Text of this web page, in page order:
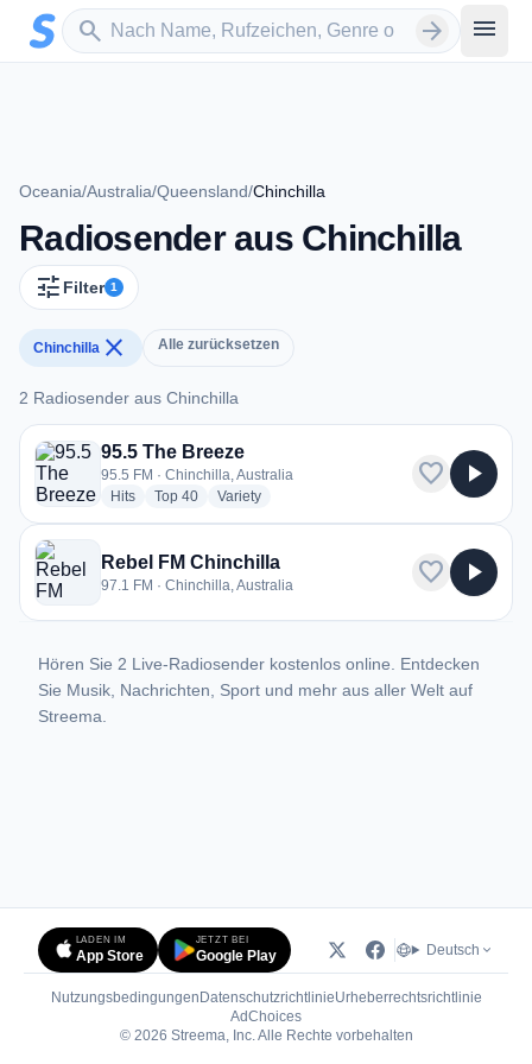
Zum Hauptinhalt springen
search
Sender suchen arrow_forward menu
Oceania/Australia/Queensland/Chinchilla
Radiosender aus Chinchilla
tune Filter 1
Chinchilla close Alle zurücksetzen
2 Radiosender aus Chinchilla
2 Radiosender aus Chinchilla
95.5 The Breeze
95.5 FM · Chinchilla, Australia
Hitsradio stations
Top 40radio stations
Varietyradio stations
favorite play_arrow
Rebel FM Chinchilla
97.1 FM · Chinchilla, Australia favorite play_arrow
Hören Sie 2 Live-Radiosender kostenlos online. Entdecken
Sie Musik, Nachrichten, Sport und mehr aus aller Welt auf
Streema.
LADEN IM
App Store
JETZT BEI
Google Play Deutsch
Nutzungsbedingungen DatenschutzrichtlinieUrheberrechtsrichtlinie
AdChoices(öffnet in neuem Tab)
© 2026 Streema, Inc. Alle Rechte vorbehalten